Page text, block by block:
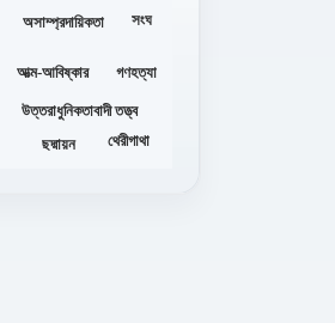
অসাম্প্রদায়িকতা
আত্ম-আবিষ্কার
উত্তরাধুনিকতাবাদী তত্ত্ব
গণহত্যা
ছদ্মায়ন
থেরীগাথা
সংঘ